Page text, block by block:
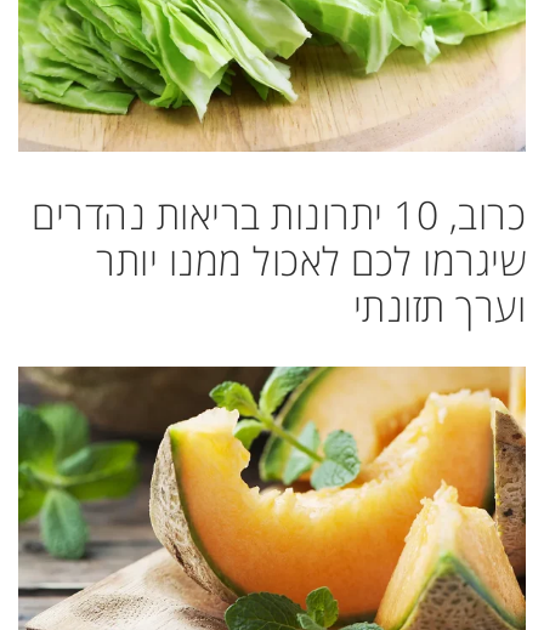
כרוב, 10 יתרונות בריאות נהדרים
שיגרמו לכם לאכול ממנו יותר
וערך תזונתי